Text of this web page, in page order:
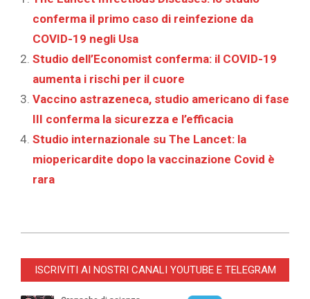
conferma il primo caso di reinfezione da
COVID-19 negli Usa
Studio dell’Economist conferma: il COVID-19
aumenta i rischi per il cuore
Vaccino astrazeneca, studio americano di fase
III conferma la sicurezza e l’efficacia
Studio internazionale su The Lancet: la
miopericardite dopo la vaccinazione Covid è
rara
12-
ISCRIVITI AI NOSTRI CANALI YOUTUBE E TELEGRAM